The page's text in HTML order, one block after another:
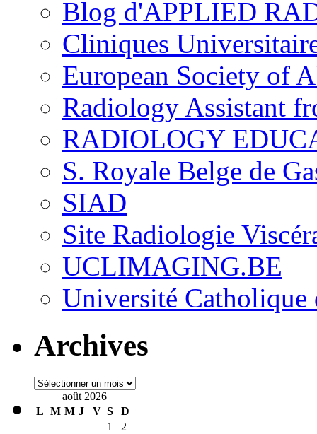
Blog d'APPLIED
Cliniques
European Society of
Radiology Assistant
RADIOLOGY
S. Royale Belge de
SIAD
Site Radiologie
UCLIMAGING.BE
Université Catholique
Archives
Archives
août 2026
L M M J V S
D
1
2